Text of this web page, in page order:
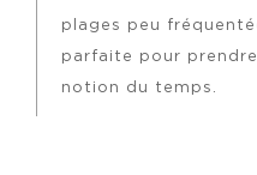
plages peu
parfaite pour
notion du temps.